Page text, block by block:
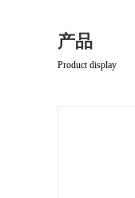
产品
Product display